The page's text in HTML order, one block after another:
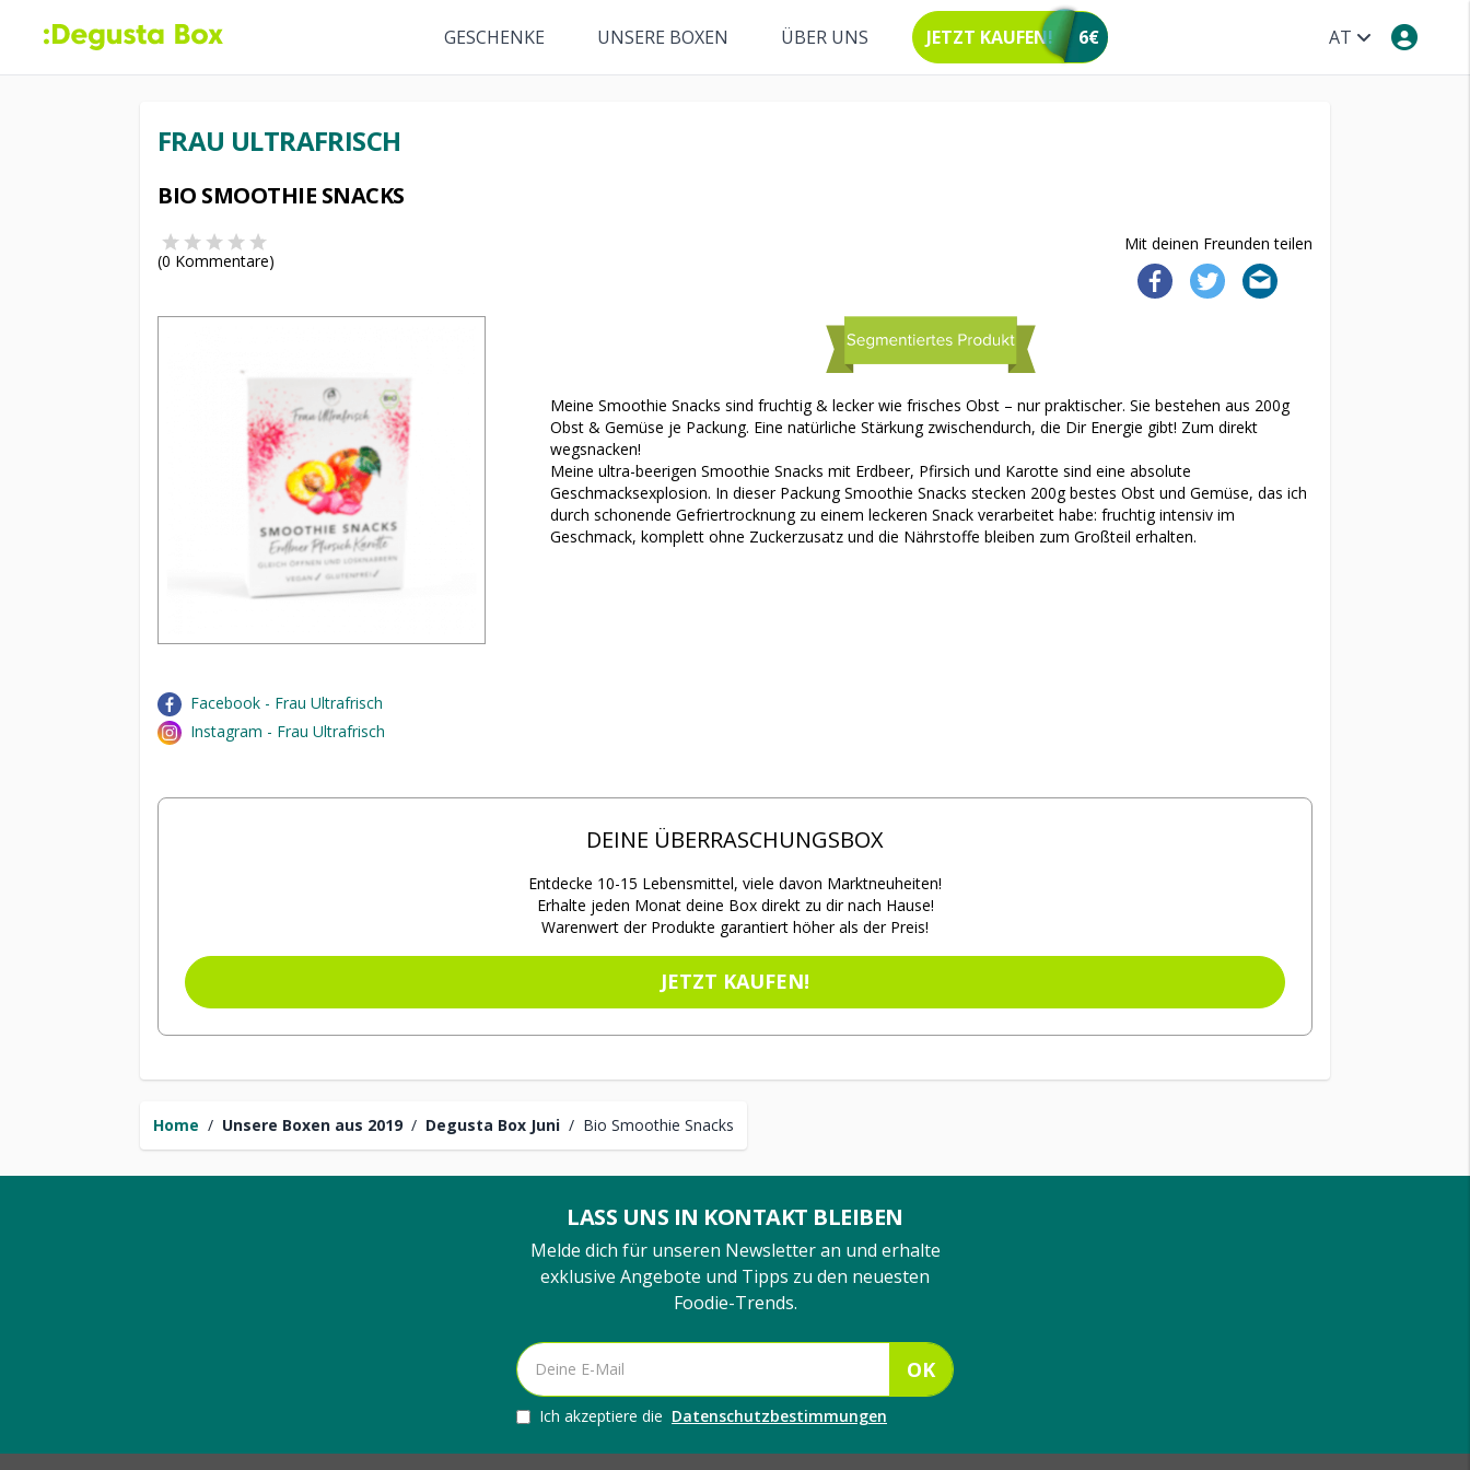
AT
GESCHENKE UNSERE BOXEN ÜBER UNS JETZT KAUFEN! 6€
Home / Unsere Boxen aus 2019 / Degusta Box Juni / Bio Smoothie Snacks
FRAU ULTRAFRISCH
BIO SMOOTHIE SNACKS
Mit deinen Freunden teilen
(0 Kommentare)
Meine Smoothie Snacks sind fruchtig & lecker wie frisches Obst – nur praktischer. Sie bestehen aus 200g
Obst & Gemüse je Packung. Eine natürliche Stärkung zwischendurch, die Dir Energie gibt! Zum direkt
wegsnacken!
Meine ultra-beerigen Smoothie Snacks mit Erdbeer, Pfirsich und Karotte sind eine absolute
Geschmacksexplosion. In dieser Packung Smoothie Snacks stecken 200g bestes Obst und Gemüse, das ich
durch schonende Gefriertrocknung zu einem leckeren Snack verarbeitet habe: fruchtig intensiv im
Geschmack, komplett ohne Zuckerzusatz und die Nährstoffe bleiben zum Großteil erhalten.
Facebook - Frau Ultrafrisch
Instagram - Frau Ultrafrisch
DEINE ÜBERRASCHUNGSBOX
Entdecke 10-15 Lebensmittel, viele davon Marktneuheiten!
Erhalte jeden Monat deine Box direkt zu dir nach Hause!
Warenwert der Produkte garantiert höher als der Preis!
JETZT KAUFEN!
LASS UNS IN KONTAKT BLEIBEN
Melde dich für unseren Newsletter an und erhalte
exklusive Angebote und Tipps zu den neuesten
Foodie-Trends.
OK
Ich akzeptiere die Datenschutzbestimmungen